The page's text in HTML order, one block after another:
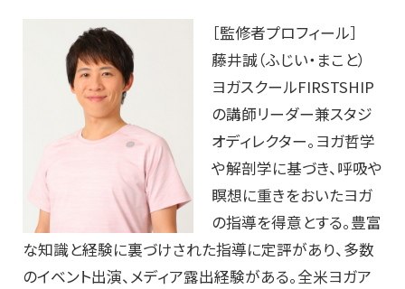
［監修者プロフィール］
藤井誠（ふじい・まこと）
ヨガスクールFIRSTSHIP
の講師リーダー兼スタジ
オディレクター。ヨガ哲学
や解剖学に基づき、呼吸や
瞑想に重きをおいたヨガ
の指導を得意とする。豊富
な知識と経験に裏づけされた指導に定評があり、多数
のイベント出演、メディア露出経験がある。全米ヨガア